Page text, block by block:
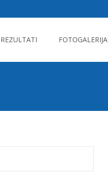
REZULTATI FOTOGALERIJA